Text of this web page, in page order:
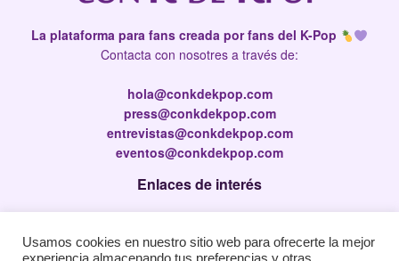
La plataforma para fans creada por fans del K-Pop
Contacta con nosotres a través de:
hola@conkdekpop.com
press@conkdekpop.com
entrevistas@conkdekpop.com
eventos@conkdekpop.com
Enlaces de interés
Política de privacidad
Usamos cookies en nuestro sitio web para ofrecerte la mejor